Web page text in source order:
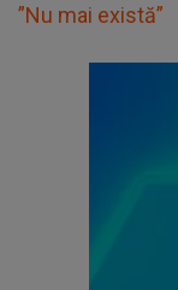
”Nu mai există”